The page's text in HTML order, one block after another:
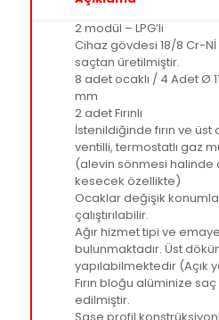
2 modül – LPG’li
Cihaz gövdesi 18/8 Cr-
saçtan üretilmiştir.
8 adet ocaklı / 4 Adet Ø
mm
2 adet Fırınlı
İstenildiğinde fırın ve
ventilli, termostatlı gaz
(alevin sönmesi halinde
kesecek özellikte)
Ocaklar değişik
çalıştırılabilir.
Ağır hizmet tipi ve
bulunmaktadır. Üst
yapılabilmektedir (Açık
Fırın bloğu alüminize
edilmiştir.